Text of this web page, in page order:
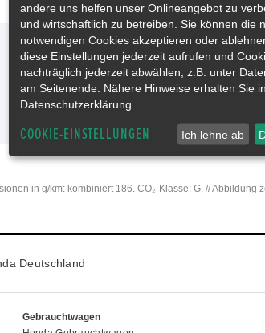
in g/km: kombiniert 186. CO₂-Klasse: G. // Abbildung
Deutschland
Gebrauchtwagen
andere uns helfen unser Onlineangebot zu
und wirtschaftlich zu betreiben. Sie können die
notwendigen Cookies akzeptieren oder
diese Einstellungen jederzeit aufrufen und
nachträglich jederzeit abwählen, z.B. unter
am Seitenende. Nähere Hinweise erhalten Sie
Datenschutzerklärung.
COOKIE-EINSTELLUNGEN Ich lehne ab